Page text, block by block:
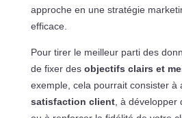
approche en une stratégie
efficace.
Pour tirer le meilleur parti des
de fixer des objectifs clairs et
exemple, cela pourrait consister à
satisfaction client, à développer